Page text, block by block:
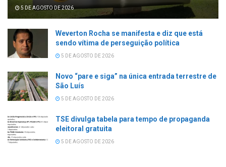
5 DE AGOSTO DE 2026
Weverton Rocha se manifesta e diz que está
sendo vítima de perseguição política
5 DE AGOSTO DE 2026
Novo “pare e siga” na única entrada terrestre de
São Luís
5 DE AGOSTO DE 2026
TSE divulga tabela para tempo de propaganda
eleitoral gratuita
5 DE AGOSTO DE 2026